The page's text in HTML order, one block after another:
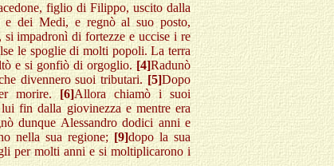
figlio di Filippo, uscito dalla
e dei Medi, e regnò al suo posto,
si impadronì di fortezze e uccise i re
le spoglie di molti popoli. La terra
e si gonfiò di orgoglio. [4]Radunò
divennero suoi tributari. [5]Dopo
morire. [6]Allora chiamò i suoi
fin dalla giovinezza e mentre era
dunque Alessandro dodici anni e
nella sua regione; [9]dopo la sua
per molti anni e si moltiplicarono i